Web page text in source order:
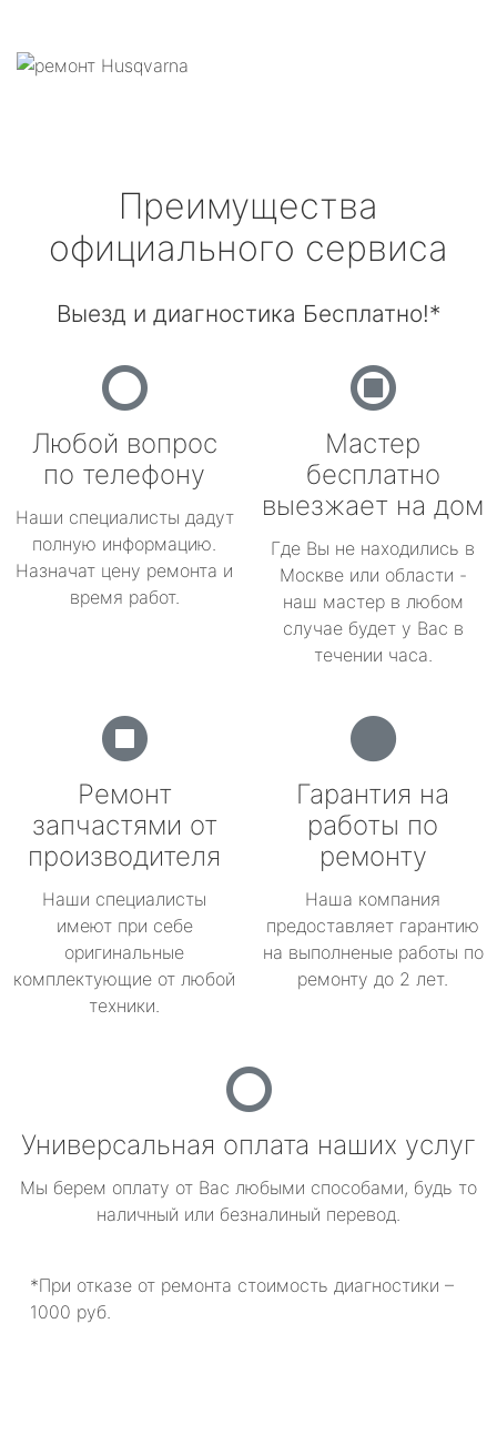
Преимущества
официального сервиса
Выезд и диагностика Бесплатно!*
Любой вопрос
по телефону
Наши специалисты дадут
полную информацию.
Назначат цену ремонта и
время работ.
Мастер
бесплатно
выезжает на дом
Где Вы не находились в
Москве или области -
наш мастер в любом
случае будет у Вас в
течении часа.
Ремонт
запчастями от
производителя
Наши специалисты
имеют при себе
оригинальные
комплектующие от любой
техники.
Гарантия на
работы по
ремонту
Наша компания
предоставляет гарантию
на выполненые работы по
ремонту до 2 лет.
Универсальная оплата наших услуг
Мы берем оплату от Вас любыми способами, будь то
наличный или безналиный перевод.
*При отказе от ремонта стоимость диагностики –
1000 руб.